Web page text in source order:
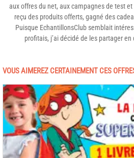
aux offres du net, aux campagnes de test et
reçu des produits offerts, gagné des
Puisque EchantillonsClub semblait
profitais, j’ai décidé de les partager
VOUS AIMEREZ CERTAINEMENT CES